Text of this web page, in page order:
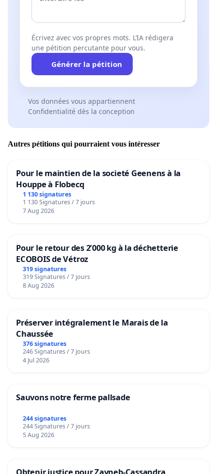
Écrivez avec vos propres mots. L’IA rédigera
une pétition percutante pour vous.
Générer la pétition
Vos données vous appartiennent
Confidentialité dès la conception
Autres pétitions qui pourraient vous intéresser
Pour le maintien de la societé Geenens à la
Houppe à Flobecq
1 130 signatures
1 130 Signatures / 7 jours
7 Aug 2026
Pour le retour des 2’000 kg à la déchetterie
ECOBOIS de Vétroz
319 signatures
319 Signatures / 7 jours
8 Aug 2026
Préserver intégralement le Marais de la
Chaussée
376 signatures
246 Signatures / 7 jours
4 Jul 2026
Sauvons notre ferme pallsade
244 signatures
244 Signatures / 7 jours
5 Aug 2026
Obtenir justice pour Zayneb-Cassandra